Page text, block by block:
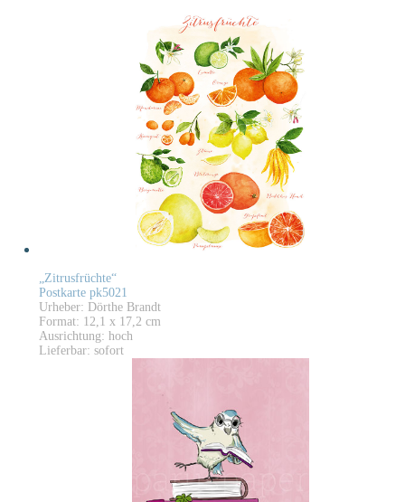
„Zitrusfrüchte“
Postkarte pk5021
Urheber: Dörthe Brandt
Format: 12,1 x 17,2 cm
Ausrichtung: hoch
Lieferbar: sofort